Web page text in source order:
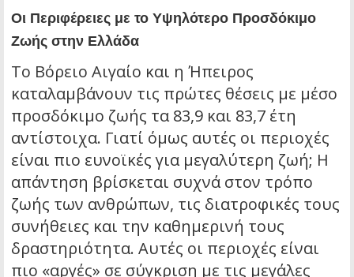
Οι Περιφέρειες με το Υψηλότερο Προσδόκιμο
Ζωής στην Ελλάδα
Το Βόρειο Αιγαίο και η Ήπειρος
καταλαμβάνουν τις πρώτες θέσεις με μέσο
προσδόκιμο ζωής τα 83,9 και 83,7 έτη
αντίστοιχα. Γιατί όμως αυτές οι περιοχές
είναι πιο ευνοϊκές για μεγαλύτερη ζωή; Η
απάντηση βρίσκεται συχνά στον τρόπο
ζωής των ανθρώπων, τις διατροφικές τους
συνήθειες και την καθημερινή τους
δραστηριότητα. Αυτές οι περιοχές είναι
πιο «αργές» σε σύγκριση με τις μεγάλες